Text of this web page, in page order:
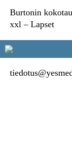
Burtonin
xxl – Lapset